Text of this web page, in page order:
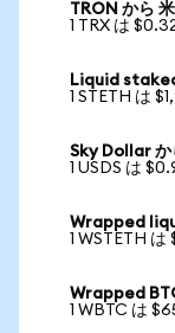
TRON から
1 TRX は
Liquid
1 STETH は
Sky Dollar か
1 USDS は
Wrapped
1 WSTETH
Wrapped
1 WBTC は